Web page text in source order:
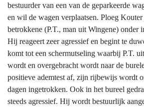
bestuurder van een van de geparkeerde
en wil de wagen verplaatsen. Ploeg
betrokkene (P.T., man uit Wingene) onder
Hij reageert zeer agressief en begint te
komt tot een schermutseling waarbij P.T.
wordt en overgebracht wordt naar de
positieve ademtest af, zijn rijbewijs wordt
dagen ingetrokken. Ook in het bureel
steeds agressief. Hij wordt bestuurlijk